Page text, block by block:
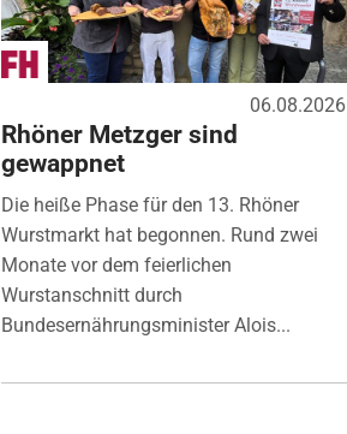
06.08.2026
Rhöner Metzger sind
gewappnet
Die heiße Phase für den 13. Rhöner
Wurstmarkt hat begonnen. Rund zwei
Monate vor dem feierlichen
Wurstanschnitt durch
Bundesernährungsminister Alois...